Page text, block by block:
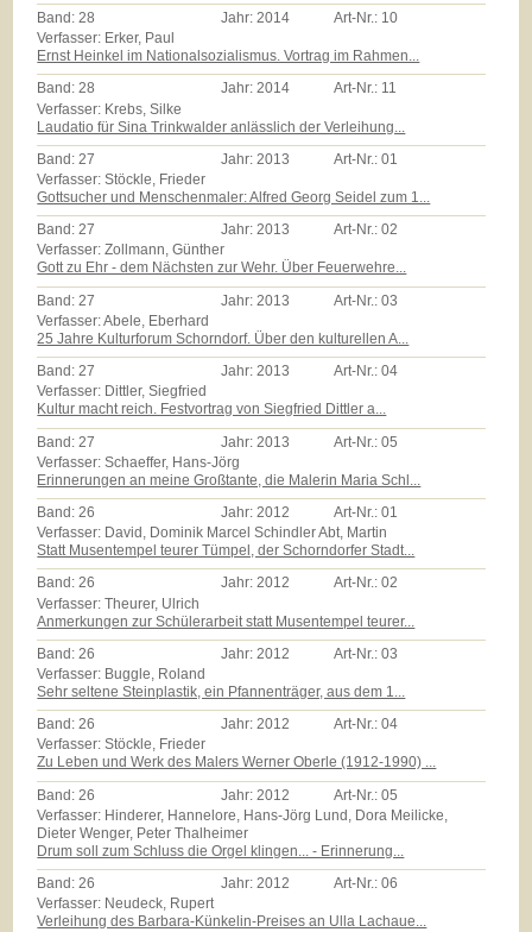
Band:28 Jahr:2014 Art-Nr.: 10
Verfasser: Erker, Paul
Ernst Heinkel im Nationalsozialismus. Vortrag im Rahmen...
Band:28 Jahr:2014 Art-Nr.: 11
Verfasser: Krebs, Silke
Laudatio für Sina Trinkwalder anlässlich der Verleihung...
Band: 27 Jahr: 2013 Art-Nr.:01
Verfasser: Stöckle, Frieder
Gottsucher und Menschenmaler: Alfred Georg Seidel zum 1...
Band:27 Jahr:2013 Art-Nr.:02
Verfasser: Zollmann, Günther
Gott zu Ehr - dem Nächsten zur Wehr. Über Feuerwehre...
Band: 27 Jahr: 2013 Art-Nr.:03
Verfasser: Abele, Eberhard
25 Jahre Kulturforum Schorndorf. Über den kulturellen A...
Band:27 Jahr:2013 Art-Nr.:04
Verfasser: Dittler, Siegfried
Kultur macht reich. Festvortrag von Siegfried Dittler a...
Band: 27 Jahr: 2013 Art-Nr.:05
Verfasser: Schaeffer, Hans-Jörg
Erinnerungen an meine Großtante, die Malerin Maria Schl...
Band:26 Jahr:2012 Art-Nr.:01
Verfasser: David, Dominik Marcel Schindler Abt, Martin
Statt Musentempel teurer Tümpel, der Schorndorfer Stadt...
Band:26 Jahr:2012 Art-Nr.:02
Verfasser: Theurer, Ulrich
Anmerkungen zur Schülerarbeit statt Musentempel teurer...
Band:26 Jahr:2012 Art-Nr.:03
Verfasser: Buggle, Roland
Sehr seltene Steinplastik, ein Pfannenträger, aus dem 1...
Band:26 Jahr:2012 Art-Nr.:04
Verfasser: Stöckle, Frieder
Zu Leben und Werk des Malers Werner Oberle (1912-1990) ...
Band: 26 Jahr: 2012 Art-Nr.:05
Verfasser: Hinderer, Hannelore, Hans-Jörg Lund, Dora Meilicke,
Dieter Wenger, Peter Thalheimer
Drum soll zum Schluss die Orgel klingen... - Erinnerung...
Band:26 Jahr:2012 Art-Nr.:06
Verfasser: Neudeck, Rupert
Verleihung des Barbara-Künkelin-Preises an Ulla Lachaue...